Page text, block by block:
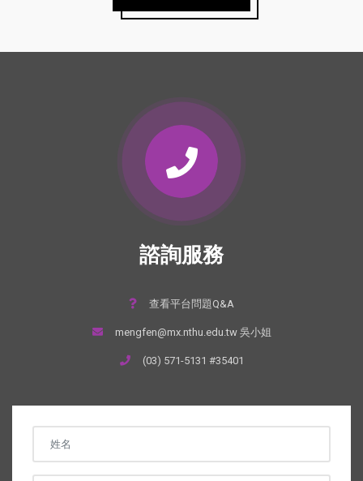
諮詢服務
查看平台問題Q&A
mengfen@mx.nthu.edu.tw 吳小姐
(03) 571-5131 #35401